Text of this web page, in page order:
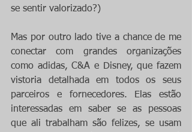
se sentir valorizado?)
Mas por outro lado tive a chance de me
conectar com grandes organizações
como adidas, C&A e Disney, que fazem
vistoria detalhada em todos os seus
parceiros e fornecedores. Elas estão
interessadas em saber se as pessoas
que ali trabalham são felizes, se usam